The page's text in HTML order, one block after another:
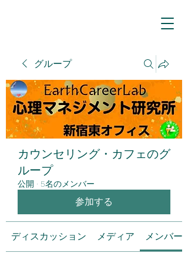
グループ
カウンセリング・カフェのグ
ループ
公開 · 5名のメンバー
参加する
ディスカッション メディア メンバー